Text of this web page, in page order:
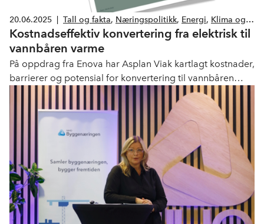
20.06.2025 Tall og fakta, Næringspolitikk, Energi, Klima og
miljø
Kostnadseffektiv konvertering fra elektrisk til
vannbåren varme
På oppdrag fra Enova har Asplan Viak kartlagt kostnader,
barrierer og potensial for konvertering til vannbåren
varme i bygninger. Studien viser at det er en tydelig
sammenheng mellom kompetanse og kostnader. Billig
strøm fra vannkraft, og en systematisk satsning på
elektrisk oppvarming i mange tiår, er årsaken til at
dagens marked for vannbåren varme fortsatt er lite
skriver Asplan Viak.